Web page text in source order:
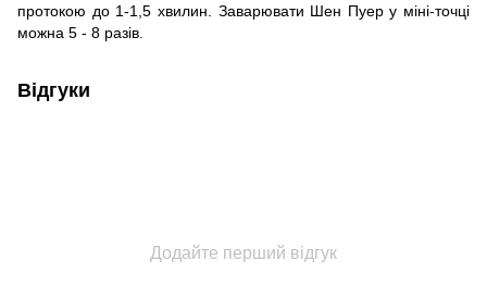
протокою до 1-1,5 хвилин. Заварювати Шен Пуер у міні-точці
можна 5 - 8 разів.
Відгуки
Додайте перший відгук